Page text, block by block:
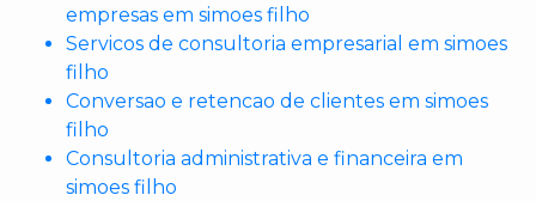
empresas em simoes filho
Servicos de consultoria empresarial em simoes
filho
Conversao e retencao de clientes em simoes
filho
Consultoria administrativa e financeira em
simoes filho